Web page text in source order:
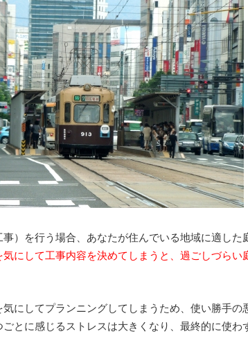
）を行う場合、あなたが住んでいる地域に適した
にして工事内容を決めてしまうと、過ごしづらい
にしてプランニングしてしまうため、使い勝手の
とに感じるストレスは大きくなり、最終的に使わ